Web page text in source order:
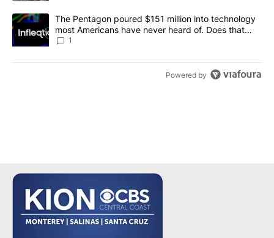
A trending article titled "The Pentagon poured $151 million into
The Pentagon poured $151 million into technology
most Americans have never heard of. Does that
make it a good investment?
1
Powered by